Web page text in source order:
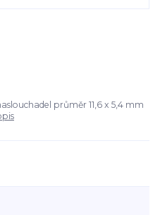
průměr 11,6 x 5,4 mm